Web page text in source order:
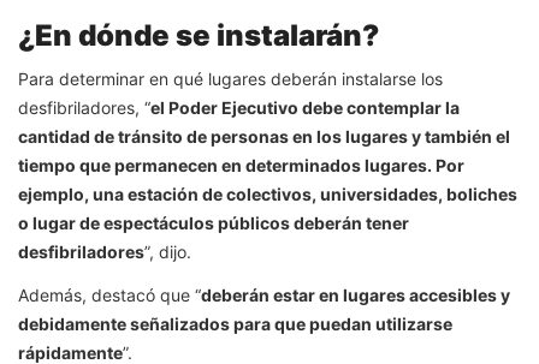
¿En dónde se instalarán?
Para determinar en qué lugares deberán instalarse los
desfibriladores, “el Poder Ejecutivo debe contemplar la
cantidad de tránsito de personas en los lugares y también el
tiempo que permanecen en determinados lugares. Por
ejemplo, una estación de colectivos, universidades, boliches
o lugar de espectáculos públicos deberán tener
desfibriladores”, dijo.
Además, destacó que “deberán estar en lugares accesibles y
debidamente señalizados para que puedan utilizarse
rápidamente”.